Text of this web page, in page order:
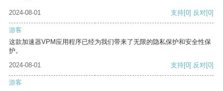
2024-08-01 支持[0] 反对[0]
游客
这款加速器VPM应用程序已经为我们带来了无限的隐私保护和安全性保
护。
2024-08-01
支持[0] 反对[0]
游客